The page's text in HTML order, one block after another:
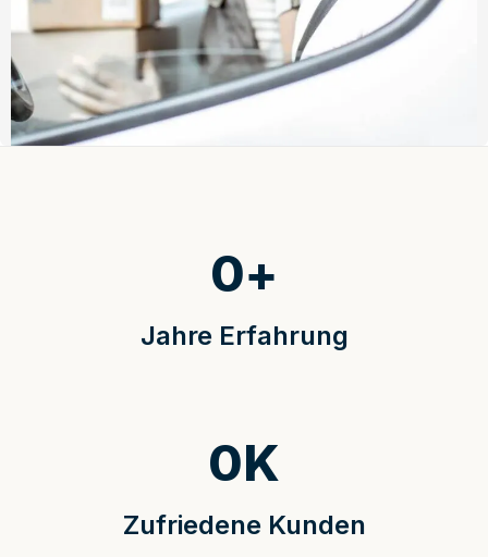
Jahre Erfahrung
0+
Zufriedene Kunden
0K